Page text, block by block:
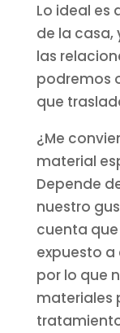
Lo ideal es
de la casa,
las
podremos
que
¿Me
material
Depende
nuestro
cuenta
expuesto
por lo que
materiales